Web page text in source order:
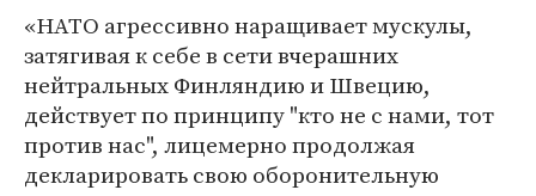
«НАТО агрессивно наращивает мускулы,
затягивая к себе в сети вчерашних
нейтральных Финляндию и Швецию,
действует по принципу "кто не с нами, тот
против нас", лицемерно продолжая
декларировать свою оборонительную